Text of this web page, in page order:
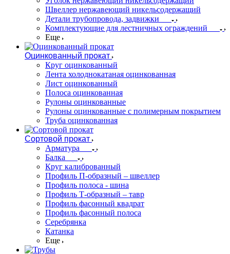
Швеллер нержавеющий никельсодержащий
Детали трубопровода, задвижки
Комплектующие для лестничных ограждений
Еще
Оцинкованный прокат
Круг оцинкованный
Лента холоднокатаная оцинкованная
Лист оцинкованный
Полоса оцинкованная
Рулоны оцинкованные
Рулоны оцинкованные с полимерным покрытием
Труба оцинкованная
Сортовой прокат
Арматура
Балка
Круг калиброванный
Профиль П-образный – швеллер
Профиль полоса - шина
Профиль Т-образный – тавр
Профиль фасонный квадрат
Профиль фасонный полоса
Серебрянка
Катанка
Еще